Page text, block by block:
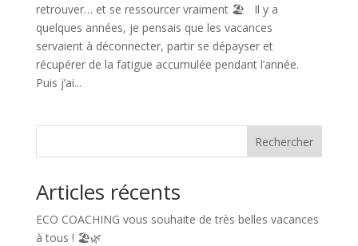
retrouver… et se ressourcer vraiment 🏖️ Il y a
quelques années, je pensais que les vacances
servaient à déconnecter, partir se dépayser et
récupérer de la fatigue accumulée pendant l’année.
Puis j’ai...
Rechercher
Articles récents
ECO COACHING vous souhaite de très belles vacances
à tous ! 🏖️🌿